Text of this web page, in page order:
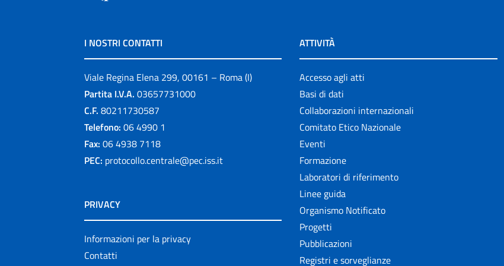
I NOSTRI CONTATTI
Viale Regina Elena 299, 00161 – Roma (I)
Partita I.V.A. 03657731000
C.F. 80211730587
Telefono: 06 4990 1
Fax: 06 4938 7118
PEC: protocollo.centrale@pec.iss.it
PRIVACY
Informazioni per la privacy
Contatti
ATTIVITÀ
Accesso agli atti
Basi di dati
Collaborazioni internazionali
Comitato Etico Nazionale
Eventi
Formazione
Laboratori di riferimento
Linee guida
Organismo Notificato
Progetti
Pubblicazioni
Registri e sorveglianze